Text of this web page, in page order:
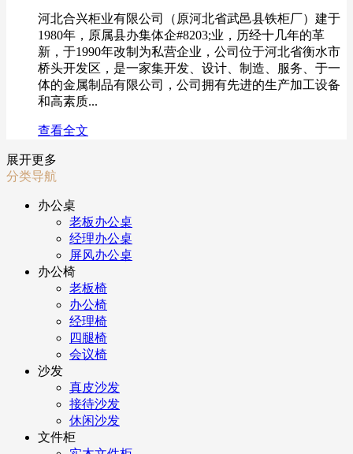
河北合兴柜业有限公司（原河北省武邑县铁柜厂）建于
1980年，原属县办集体企#8203;业，历经十几年的革
新，于1990年改制为私营企业，公司位于河北省衡水市
桥头开发区，是一家集开发、设计、制造、服务、于一
体的金属制品有限公司，公司拥有先进的生产加工设备
和高素质...
查看全文
展开更多
分类导航
办公桌
老板办公桌
经理办公桌
屏风办公桌
办公椅
老板椅
办公椅
经理椅
四腿椅
会议椅
沙发
真皮沙发
接待沙发
休闲沙发
文件柜